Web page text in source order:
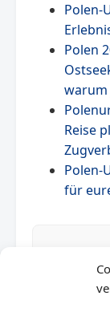
Polen-
Polen
warum
Reise
Polen-
für